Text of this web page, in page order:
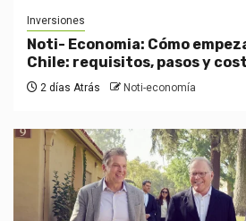
Inversiones
Noti- Economia: Cómo
Chile: requisitos, pasos y
2 días Atrás Noti-economía